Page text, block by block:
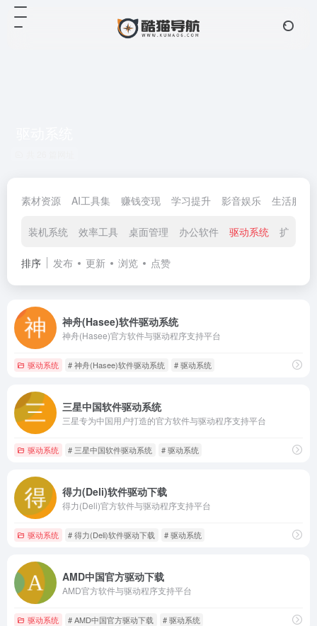
素材资源 AI工具集 赚钱变现 学习提升 影音娱乐 生活服务
装机系统 效率工具 桌面管理 办公软件 驱动系统 扩展插
排序 发布 更新 浏览 点赞
神舟(Hasee)软件驱动系统
神舟(Hasee)官方软件与驱动程序支持平台
驱动系统 # 神舟(Hasee)软件驱动系统 # 驱动系统
三星中国软件驱动系统
三星专为中国用户打造的官方软件与驱动程序支持平台
驱动系统 # 三星中国软件驱动系统 # 驱动系统
得力(Deli)软件驱动下载
得力(Deli)官方软件与驱动程序支持平台
驱动系统 # 得力(Deli)软件驱动下载 # 驱动系统
AMD中国官方驱动下载
AMD官方软件与驱动程序支持平台
驱动系统 # AMD中国官方驱动下载 # 驱动系统